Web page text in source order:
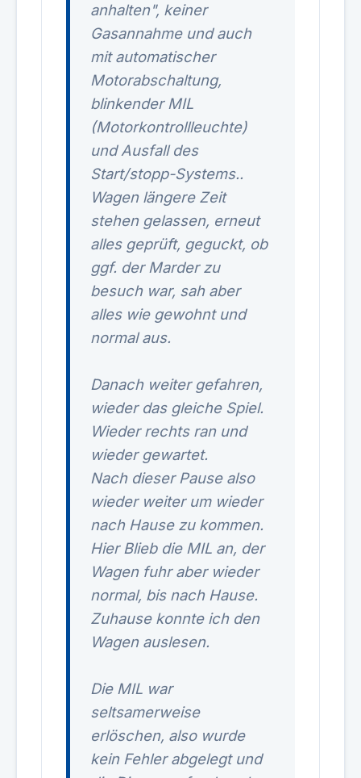
anhalten", keiner
Gasannahme und auch
mit automatischer
Motorabschaltung,
blinkender MIL
(Motorkontrollleuchte)
und Ausfall des
Start/stopp-Systems..
Wagen längere Zeit
stehen gelassen, erneut
alles geprüft, geguckt, ob
ggf. der Marder zu
besuch war, sah aber
alles wie gewohnt und
normal aus.
Danach weiter gefahren,
wieder das gleiche Spiel.
Wieder rechts ran und
wieder gewartet.
Nach dieser Pause also
wieder weiter um wieder
nach Hause zu kommen.
Hier Blieb die MIL an, der
Wagen fuhr aber wieder
normal, bis nach Hause.
Zuhause konnte ich den
Wagen auslesen.
Die MIL war
seltsamerweise
erlöschen, also wurde
kein Fehler abgelegt und